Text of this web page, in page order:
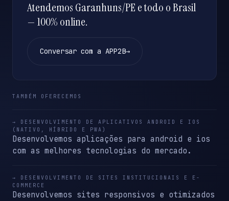
Atendemos Garanhuns/PE e todo o Brasil
— 100% online.
Conversar com a APP2B→
TAMBÉM OFERECEMOS
→ DESENVOLVIMENTO DE APLICATIVOS ANDROID E IOS
(NATIVO, HÍBRIDO E PWA)
Desenvolvemos aplicações para android e ios
com as melhores tecnologias do mercado.
→ DESENVOLVIMENTO DE SITES INSTITUCIONAIS E E-
COMMERCE
Desenvolvemos sites responsivos e otimizados